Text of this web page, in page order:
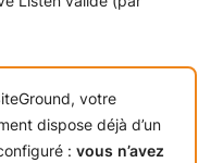
votre
dispose déjà d’un
: vous n’avez